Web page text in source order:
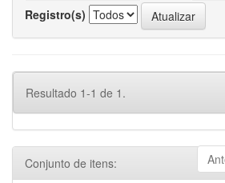
Registro(s)
Resultado 1-1 de 1.
Conjunto de itens: